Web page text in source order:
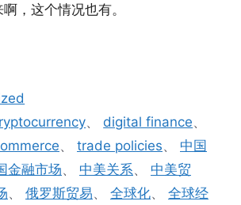
，这个情况也有。
、 digital finance、
、 trade policies、 中国
金融市场、 中美关系、 中美贸
、 俄罗斯贸易、 全球化、 全球经